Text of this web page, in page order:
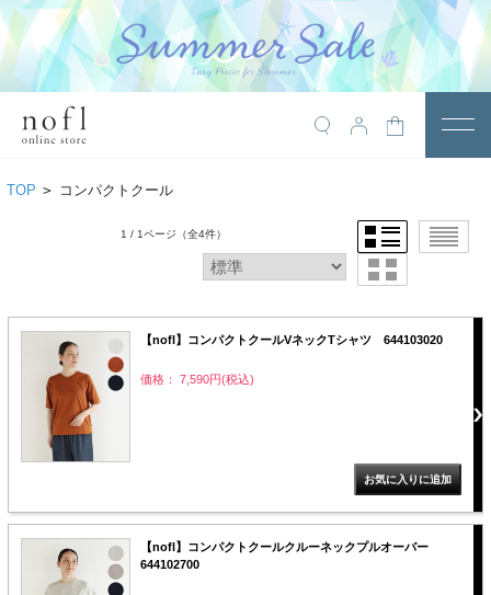
￥10,800税込以上で送料無料
サロペット
パンツ
服飾雑貨
全てのアイテム
TOP > コンパクトクール
1 / 1ページ （全4件）
【nofl】コンパクトクールVネックTシャツ 644103020
価格： 7,590円(税込)
【nofl】コンパクトクールクルーネックプルオーバー
644102700